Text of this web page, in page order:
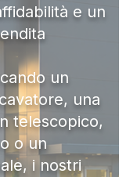
e un
un
una
telescopico,
o un
i nostri